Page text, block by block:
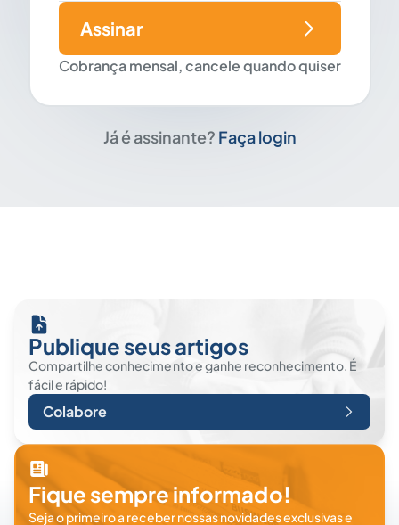
Cobrança mensal, cancele quando quiser
Assinar
Já é assinante? Faça login
Publique seus artigos
Compartilhe conhecimento e ganhe reconhecimento. É
fácil e rápido!
Colabore
Fique sempre informado!
Seja o primeiro a receber nossas novidades exclusivas e